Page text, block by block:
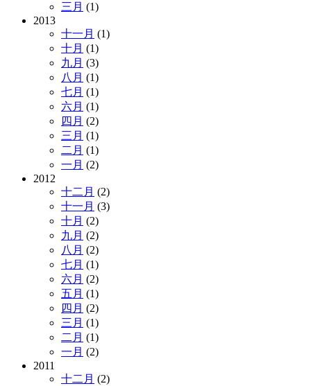
三月 (1)
2013
十一月 (1)
十月 (1)
九月 (3)
八月 (1)
七月 (1)
六月 (1)
四月 (2)
三月 (1)
二月 (1)
一月 (2)
2012
十二月 (2)
十一月 (3)
十月 (2)
九月 (2)
八月 (2)
七月 (1)
六月 (2)
五月 (1)
四月 (2)
三月 (1)
二月 (1)
一月 (2)
2011
十二月 (2)